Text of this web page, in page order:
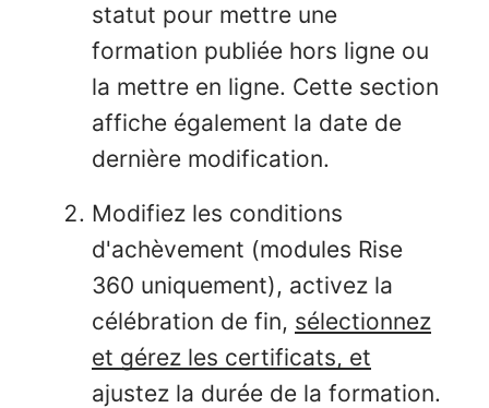
statut pour mettre une
formation publiée hors ligne ou
la mettre en ligne. Cette section
affiche également la date de
dernière modification.
Modifiez les conditions
d'achèvement (modules Rise
360 uniquement), activez la
célébration de fin, sélectionnez
et gérez les certificats, et
ajustez la durée de la formation.